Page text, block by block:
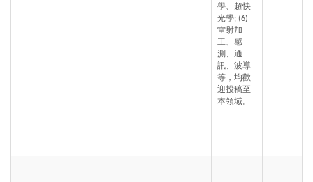
學、超快
光學; (6)
雷射加
工、感
測、通
訊、波導
等，均歡
迎投稿至
本領域。